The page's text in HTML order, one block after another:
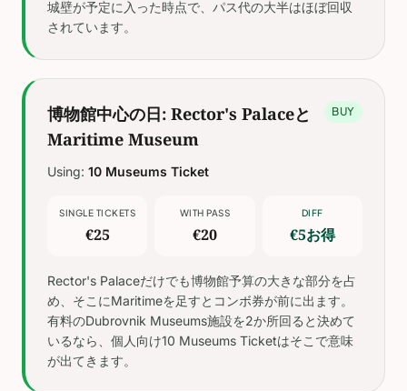
城壁が予定に入った時点で、パス代の大半はほぼ回収
されています。
博物館中心の日: Rector's Palaceと
Maritime Museum
BUY
Using: 10 Museums Ticket
SINGLE TICKETS
€25
WITH PASS
€20
DIFF
€5お得
Rector's Palaceだけでも博物館予算の大きな部分を占
め、そこにMaritimeを足すとコンボ券が前に出ます。
有料のDubrovnik Museums施設を2か所回ると決めて
いるなら、個人向け10 Museums Ticketはそこで意味
が出てきます。